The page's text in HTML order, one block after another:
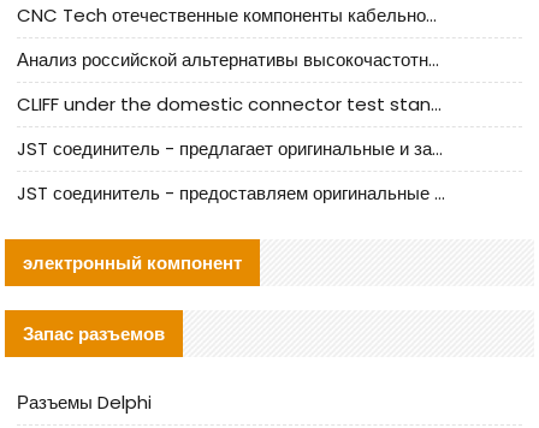
CNC Tech отечественные компоненты кабельной арматуры оценка и руководство по производственному внедрению
Анализ российской альтернативы высокочастотных кабельных колодцев I-PEX
CLIFF under the domestic connector test standard update
JST соединитель - предлагает оригинальные и заменяющие JST NSHR-02V-S соединители
JST соединитель - предоставляем оригинальные JST GHR-09V-S соединители и их аналоги
электронный компонент
Запас разъемов
Разъемы Delphi